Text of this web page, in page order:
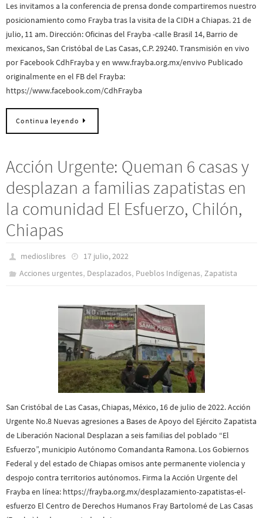
Les invitamos a la conferencia de prensa donde compartiremos nuestro
posicionamiento como Frayba tras la visita de la CIDH a Chiapas. 21 de
julio, 11 am. Dirección: Oficinas del Frayba -calle Brasil 14, Barrio de
mexicanos, San Cristóbal de Las Casas, C.P. 29240. Transmisión en vivo
por Facebook CdhFrayba y en www.frayba.org.mx/envivo Publicado
originalmente en el FB del Frayba:
https://www.facebook.com/CdhFrayba
Continua leyendo
Acción Urgente: Queman 6 casas y
desplazan a familias zapatistas en
la comunidad El Esfuerzo, Chilón,
Chiapas
medioslibres
17 julio, 2022
Acciones urgentes, Desplazados, Pueblos Indí­genas, Zapatista
San Cristóbal de Las Casas, Chiapas, México, 16 de julio de 2022. Acción
Urgente No.8 Nuevas agresiones a Bases de Apoyo del Ejército Zapatista
de Liberación Nacional Desplazan a seis familias del poblado “El
Esfuerzo”, municipio Autónomo Comandanta Ramona. Los Gobiernos
Federal y del estado de Chiapas omisos ante permanente violencia y
despojo contra territorios autónomos. Firma la Acción Urgente del
Frayba en línea: https://frayba.org.mx/desplazamiento-zapatistas-el-
esfuerzo El Centro de Derechos Humanos Fray Bartolomé de Las Casas